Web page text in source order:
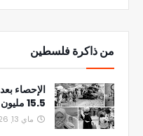
من ذاكرة فلسطين
15.5 مليون في العالم
ماي 13, 2026